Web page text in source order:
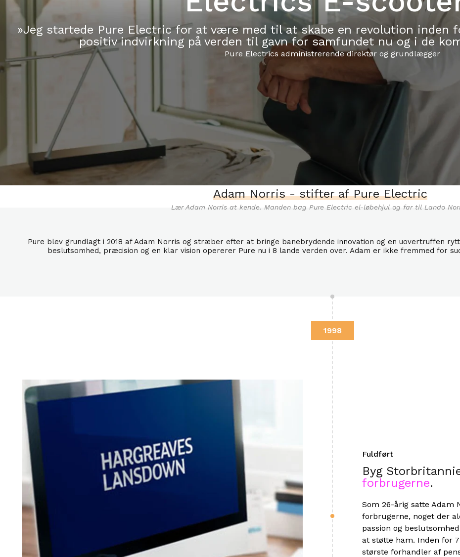
»Jeg startede Pure Electric for at være med til at skabe en revolution inden
positiv indvirkning på verden til gavn for samfundet nu og i de
Pure Electrics administrerende direktør og grundlægger
Adam Norris - stifter af Pure Electric
Lær Adam Norris at kende. Manden bag Pure Electric el-løbehjul og far til Lando
Pure blev grundlagt i 2018 af Adam Norris og stræber efter at bringe banebrydende innovation og en uovertruffen
beslutsomhed, præcision og en klar vision opererer Pure nu i 8 lande verden over. Adam er ikke fremmed for
1998
Fuldført
Byg
forbrugerne.
Som 26-årig satte Adam
forbrugerne, noget der
passion og
at støtte ham. Inden for
største forhandler af